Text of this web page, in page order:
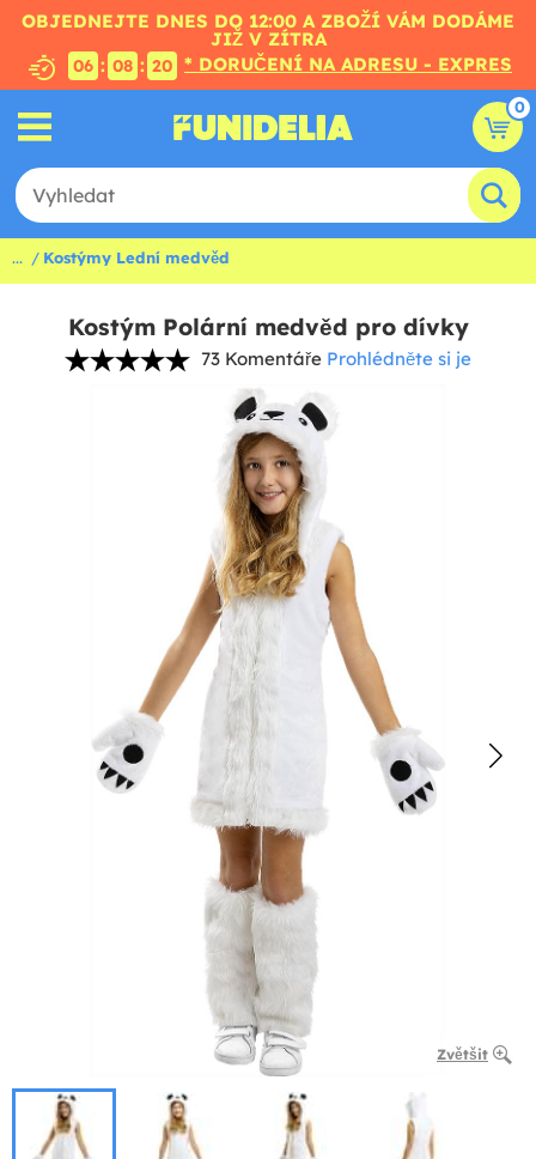
OBJEDNEJTE DNES DO 12:00 A ZBOŽÍ VÁM DODÁME
JIŽ V ZÍTRA
06 : 08 : 19 * DORUČENÍ NA ADRESU - EXPRES
0
... Kostýmy Lední medvěd
Kostým Polární medvěd pro dívky
73 Komentáře Prohlédněte si je
Zvětšit